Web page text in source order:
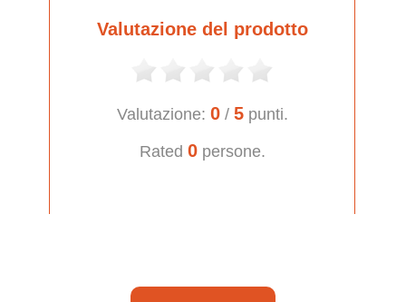
Valutazione del prodotto
Valutazione: 0/ 5punti.
Rated 0persone.